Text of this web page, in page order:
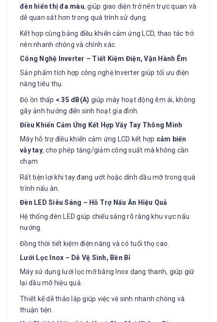
đèn hiển thị đa màu, giúp giao diện trở nên trực quan và
dễ quan sát hơn trong quá trình sử dụng.
Kết hợp cùng bảng điều khiển cảm ứng LCD, thao tác trở
nên nhanh chóng và chính xác.
Công Nghệ Inverter – Tiết Kiệm Điện, Vận Hành Êm
Sản phẩm tích hợp công nghệ Inverter giúp tối ưu điện
năng tiêu thụ.
Độ ồn thấp < 35 dB(A) giúp máy hoạt động êm ái, không
gây ảnh hưởng đến sinh hoạt gia đình.
Điều Khiển Cảm Ứng Kết Hợp Vẫy Tay Thông Minh
Máy hỗ trợ điều khiển cảm ứng LCD kết hợp cảm biến
vẫy tay, cho phép tăng/giảm công suất mà không cần
chạm.
Rất tiện lợi khi tay đang ướt hoặc dính dầu mỡ trong quá
trình nấu ăn.
Đèn LED Siêu Sáng – Hỗ Trợ Nấu Ăn Hiệu Quả
Hệ thống đèn LED giúp chiếu sáng rõ ràng khu vực nấu
nướng.
Đồng thời tiết kiệm điện năng và có tuổi thọ cao.
Lưới Lọc Inox – Dễ Vệ Sinh, Bền Bỉ
Máy sử dụng lưới lọc mỡ bằng Inox dạng thanh, giúp giữ
lại dầu mỡ hiệu quả.
Thiết kế dễ tháo lắp giúp việc vệ sinh nhanh chóng và
thuận tiện.